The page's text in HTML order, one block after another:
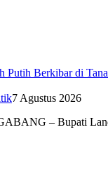
Putih Berkibar di
7 Agustus 2026
– Bupati